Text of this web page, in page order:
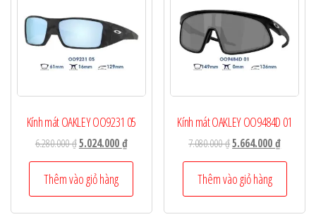
Kính mát OAKLEY OO9231 05
6.280.000₫Giá
gốc
là:
6.280.000 ₫.
5.024.000₫Giá
hiện
là:
5.024.000 ₫.
Thêm vào giỏ hàng
Kính mát OAKLEY OO9484D 01
7.080.000₫Giá
gốc
là:
7.080.000 ₫.
5.664.000₫Giá
hiện
là:
Thêm vào giỏ hàng